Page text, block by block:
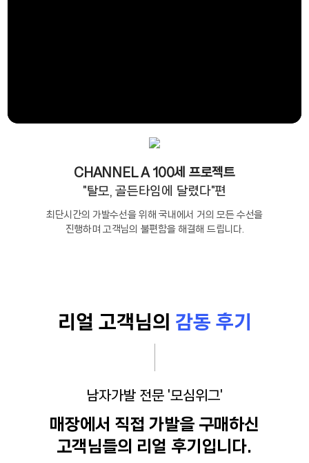
CHANNEL A 100세 프로젝트
"탈모, 골든타임에 달렸다"편
최단시간의 가발수선을 위해 국내에서 거의 모든 수선을
진행하며 고객님의 불편함을 해결해 드립니다.
리얼 고객님의 감동 후기
남자가발 전문 '모심위그'
매장에서 직접 가발을 구매하신
고객님들의 리얼 후기입니다.